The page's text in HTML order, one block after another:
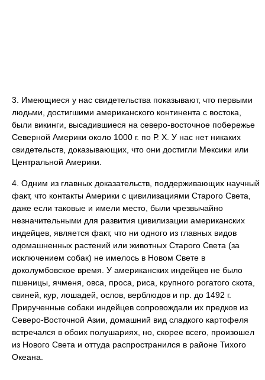
3. Имеющиеся у нас свидетельства показывают, что первыми
людьми, достигшими американского континента с востока,
были викинги, высадившиеся на северо-восточное побережье
Северной Америки около 1000 г. по Р. Х. У нас нет никаких
свидетельств, доказывающих, что они достигли Мексики или
Центральной Америки.
4. Одним из главных доказательств, поддерживающих научный
факт, что контакты Америки с цивилизациями Старого Света,
даже если таковые и имели место, были чрезвычайно
незначительными для развития цивилизации американских
индейцев, является факт, что ни одного из главных видов
одомашненных растений или животных Старого Света (за
исключением собак) не имелось в Новом Свете в
доколумбовское время. У американских индейцев не было
пшеницы, ячменя, овса, проса, риса, крупного рогатого скота,
свиней, кур, лошадей, ослов, верблюдов и пр. до 1492 г.
Прирученные собаки индейцев сопровождали их предков из
Северо-Восточной Азии, домашний вид сладкого картофеля
встречался в обоих полушариях, но, скорее всего, произошел
из Нового Света и оттуда распространился в районе Тихого
Океана.